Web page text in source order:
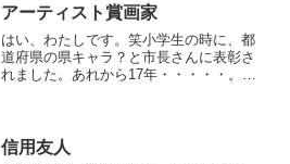
『全身が痛い』と言うの...
アーティスト賞画家
はい、わたしです。笑小学生の時に、都
道府県の県キャラ？と市長さんに表彰さ
れました。あれから17年・・・・・。ど
と、絵が下手なこの方が人...
信用友人